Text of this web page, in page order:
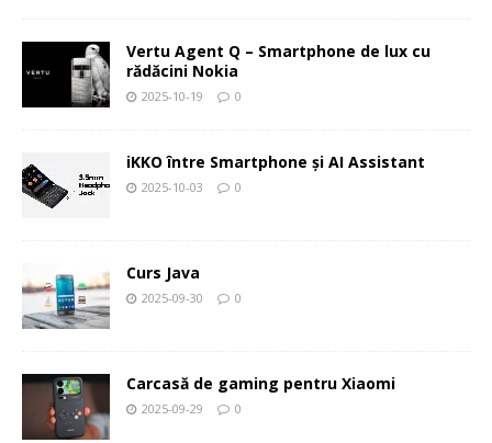
Vertu Agent Q – Smartphone de lux cu
rădăcini Nokia
2025-10-19 0
iKKO între Smartphone și AI Assistant
2025-10-03 0
Curs Java
2025-09-30 0
Carcasă de gaming pentru Xiaomi
2025-09-29 0